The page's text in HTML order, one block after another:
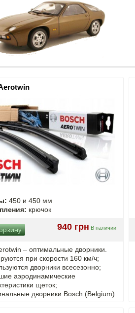
450 и 450 мм
крючок
940 грн В наличии
– оптимальные дворники.
при скорости 160 км/ч;
дворники всесезонно;
аэродинамические
щеток;
дворники Bosch (Belgium).